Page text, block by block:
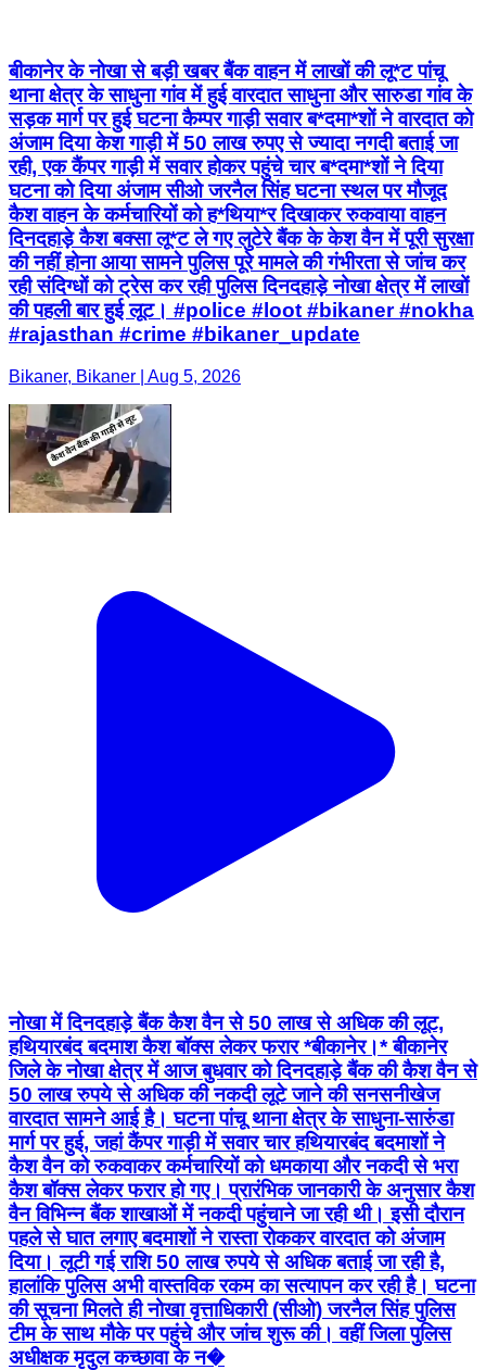
बीकानेर के नोखा से बड़ी खबर बैंक वाहन में लाखों की लू*ट पांचू
थाना क्षेत्र के साधुना गांव में हुई वारदात साधुना और सारुडा गांव के
सड़क मार्ग पर हुई घटना कैम्पर गाड़ी सवार ब*दमा*शों ने वारदात को
अंजाम दिया केश गाड़ी में 50 लाख रुपए से ज्यादा नगदी बताई जा
रही, एक कैंपर गाड़ी में सवार होकर पहुंचे चार ब*दमा*शों ने दिया
घटना को दिया अंजाम सीओ जरनैल सिंह घटना स्थल पर मौजूद
कैश वाहन के कर्मचारियों को ह*थिया*र दिखाकर रुकवाया वाहन
दिनदहाड़े कैश बक्सा लू*ट ले गए लुटेरे बैंक के केश वैन में पूरी सुरक्षा
की नहीं होना आया सामने पुलिस पूरे मामले की गंभीरता से जांच कर
रही संदिग्धों को ट्रेस कर रही पुलिस दिनदहाड़े नोखा क्षेत्र में लाखों
की पहली बार हुई लूट। #police #loot #bikaner #nokha
#rajasthan #crime #bikaner_update
Bikaner, Bikaner | Aug 5, 2026
नोखा में दिनदहाड़े बैंक कैश वैन से 50 लाख से अधिक की लूट,
हथियारबंद बदमाश कैश बॉक्स लेकर फरार *बीकानेर।* बीकानेर
जिले के नोखा क्षेत्र में आज बुधवार को दिनदहाड़े बैंक की कैश वैन से
50 लाख रुपये से अधिक की नकदी लूटे जाने की सनसनीखेज
वारदात सामने आई है। घटना पांचू थाना क्षेत्र के साधुना-सारुंडा
मार्ग पर हुई, जहां कैंपर गाड़ी में सवार चार हथियारबंद बदमाशों ने
कैश वैन को रुकवाकर कर्मचारियों को धमकाया और नकदी से भरा
कैश बॉक्स लेकर फरार हो गए। प्रारंभिक जानकारी के अनुसार कैश
वैन विभिन्न बैंक शाखाओं में नकदी पहुंचाने जा रही थी। इसी दौरान
पहले से घात लगाए बदमाशों ने रास्ता रोककर वारदात को अंजाम
दिया। लूटी गई राशि 50 लाख रुपये से अधिक बताई जा रही है,
हालांकि पुलिस अभी वास्तविक रकम का सत्यापन कर रही है। घटना
की सूचना मिलते ही नोखा वृत्ताधिकारी (सीओ) जरनैल सिंह पुलिस
टीम के साथ मौके पर पहुंचे और जांच शुरू की। वहीं जिला पुलिस
अधीक्षक मृदुल कच्छावा के न�